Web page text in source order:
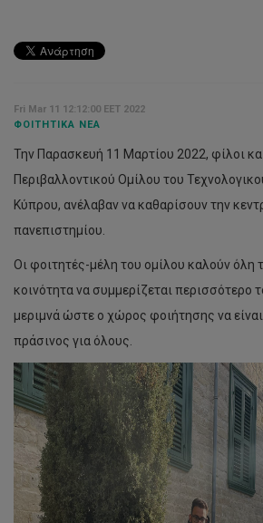
Fri Mar 11 12:12:00 EET 2022
ΦΟΙΤΗΤΙΚΆ ΝΈΑ
Την Παρασκευή 11 Μαρτίου 2022, φίλοι
Περιβαλλοντικού Ομίλου του
Κύπρου, ανέλαβαν να καθαρίσουν την
πανεπιστημίου.
Οι φοιτητές-μέλη του ομίλου καλούν όλη
κοινότητα να συμμερίζεται περισσότερο
μεριμνά ώστε ο χώρος φοιήτησης να
πράσινος για όλους.